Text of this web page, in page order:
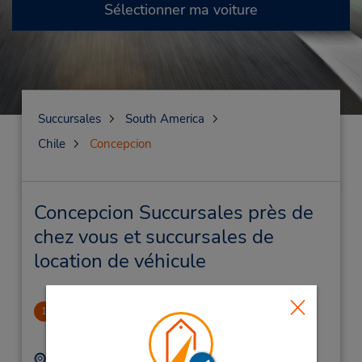
Sélectionner ma voiture
Succursales
South America
Chile
Concepcion
Concepcion Succursales près de
chez vous et succursales de
location de véhicule
1 Concepcion Downtown